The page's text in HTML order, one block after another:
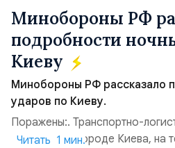
Минобороны РФ
подробности
Киеву
Минобороны РФ рассказало
ударов по Киеву.
Поражены:. Транспортно-
Чайка» в пригороде Киева, на
Читать 1 мин.